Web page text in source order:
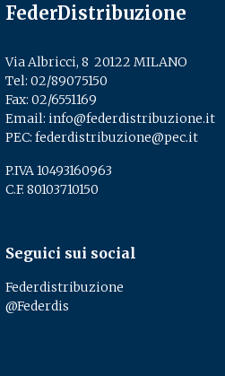
FederDistribuzione
Via Albricci, 8 ­ 20122 MILANO
Tel: 02/89075150
Fax: 02/6551169
Email: info@federdistribuzione.it
PEC: federdistribuzione@pec.it
P.IVA 10493160963
C.F. 80103710150
Seguici sui social
Federdistribuzione
@Federdis